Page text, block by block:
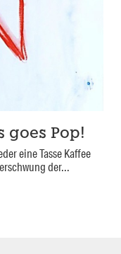
goes Pop!
eine Tasse Kaffee
der...